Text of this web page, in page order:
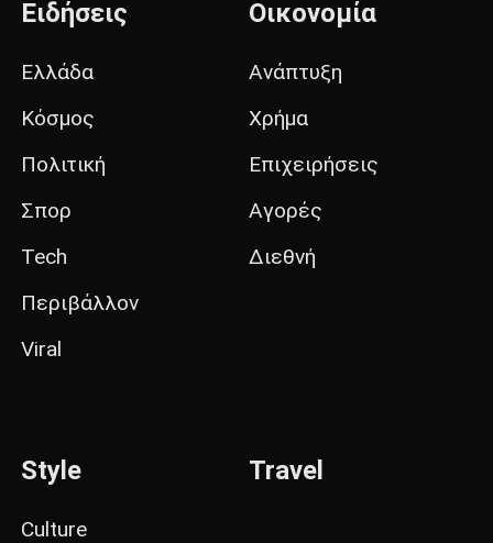
Ειδήσεις
Ελλάδα
Κόσμος
Πολιτική
Σπορ
Tech
Περιβάλλον
Viral
Οικονομία
Ανάπτυξη
Χρήμα
Επιχειρήσεις
Αγορές
Διεθνή
Style
Culture
Travel